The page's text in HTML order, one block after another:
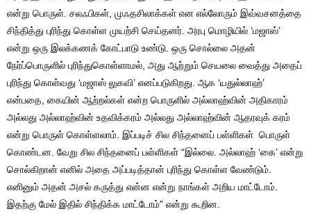
என்று பொருள். சலஃபிகள், முஃதசிலாக்கள் என எல்லோரும் இவ்வசனத்தை
சிந்தித்து புரிந்து கொள்ள முயற்சி செய்தனர். அரபு மொழியில் ‘மஜாஸ்’
என்று ஒரு இலக்கணக் கோட்பாடு உண்டு. ஒரு சொல்லை அதன்
நேர்ப்பொருளில் புரிந்துகொள்ளாமல், அது ஆற்றும் செயலை வைத்து அதைப்
புரிந்து கொள்வது ‘மஜாஸ் லுகவி’ எனப்படுகிறது. ஆக ‘யதுல்லாஹ்’
என்பதை, கையின் ஆற்றல்கள் என்ற பொருளில் அல்லாஹ்வின் அதிகாரம்
அல்லது அல்லாஹ்வின் உதவிக்கரம் அல்லது அல்லாஹ்வின் ஆதரவுக் கரம்
என்று பொருள் கொள்ளலாம். இப்படிச் சில சிந்தனைப் பள்ளிகள் பொருள்
கொண்டன. வேறு சில சிந்தனைப் பள்ளிகள் “இல்லை. அல்லாஹ் ‘கை’ என்று
சொல்கிறான் எனில் அதை அப்படித்தான் புரிந்து கொள்ள வேண்டும்.
எனினும் அதன் அசல் கருத்து என்ன என்று நாங்கள் அறிய மாட்டோம்.
இதற்கு மேல் இதில் சிந்திக்க மாட்டோம்” என்று கூறின.